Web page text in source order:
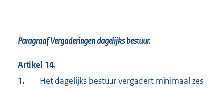
Paragraaf Vergaderingen dagelijks bestuur.
Artikel 14.
1.
Het dagelijks bestuur vergadert minimaal zes